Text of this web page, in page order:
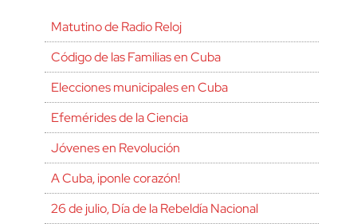
Matutino de Radio Reloj
Código de las Familias en Cuba
Elecciones municipales en Cuba
Efemérides de la Ciencia
Jóvenes en Revolución
A Cuba, ¡ponle corazón!
26 de julio, Día de la Rebeldía Nacional